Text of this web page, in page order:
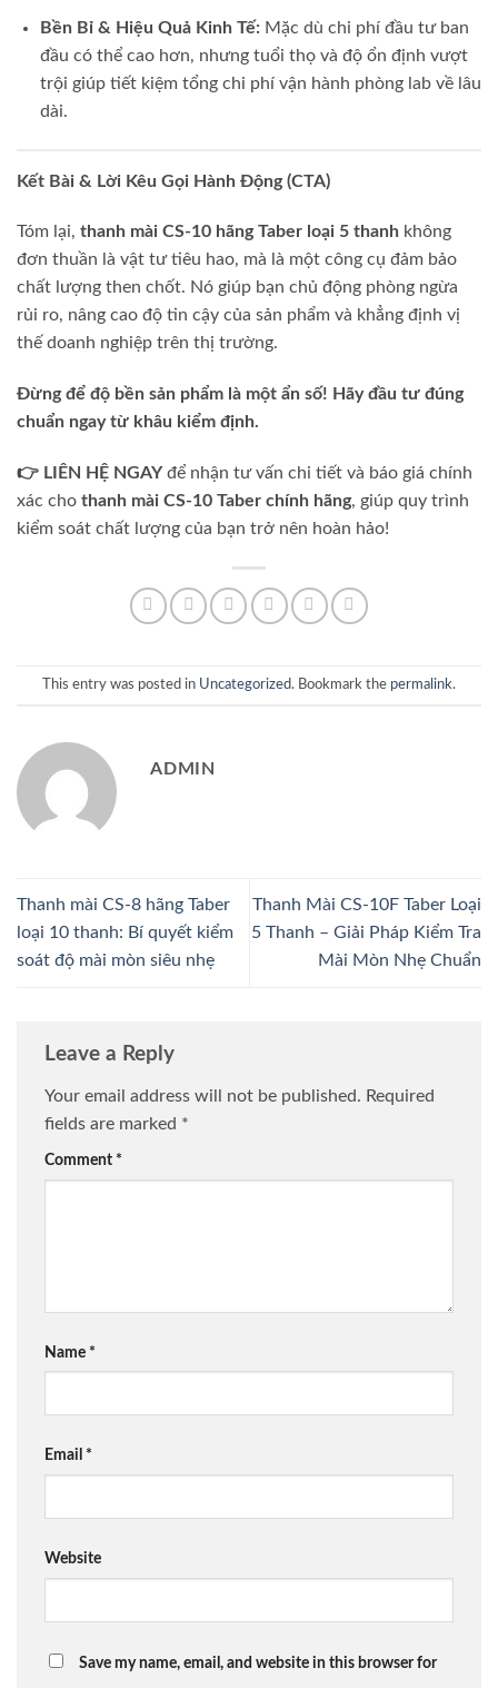
Bền Bỉ & Hiệu Quả Kinh Tế:Mặc dù chi phí đầu tư ban
đầu có thể cao hơn, nhưng tuổi thọ và độ ổn định vượt
trội giúp tiết kiệm tổng chi phí vận hành phòng lab về lâu
dài.
Kết Bài & Lời Kêu Gọi Hành Động (CTA)
Tóm lại, thanh mài CS-10 hãng Taber loại 5 thanh không
đơn thuần là vật tư tiêu hao, mà là một công cụ đảm bảo
chất lượng then chốt. Nó giúp bạn chủ động phòng ngừa
rủi ro, nâng cao độ tin cậy của sản phẩm và khẳng định vị
thế doanh nghiệp trên thị trường.
Đừng để độ bền sản phẩm là một ẩn số! Hãy đầu tư đúng
chuẩn ngay từ khâu kiểm định.
👉 LIÊN HỆ NGAYđể nhận tư vấn chi tiết và báo giá chính
xác cho thanh mài CS-10 Taber chính hãng, giúp quy trình
kiểm soát chất lượng của bạn trở nên hoàn hảo!
This entry was posted in Uncategorized. Bookmark the permalink.
ADMIN
Thanh mài CS-8 hãng Taber
loại 10 thanh: Bí quyết kiểm
soát độ mài mòn siêu nhẹ
Thanh Mài CS-10F Taber Loại
5 Thanh – Giải Pháp Kiểm Tra
Mài Mòn Nhẹ Chuẩn
Leave a Reply
Your email address will not be published. Required
fields are marked *
Comment *
Name *
Email *
Website
Save my name, email, and website in this browser for